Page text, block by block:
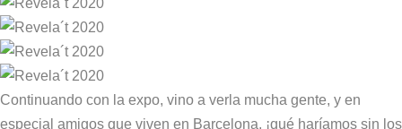
Continuando con la expo, vino a verla mucha gente, y en
especial amigos que viven en Barcelona, ¡qué haríamos sin los